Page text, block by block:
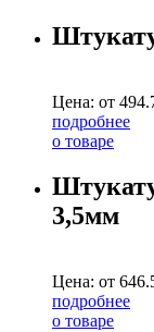
Цена: от
подробнее
о товаре
3,5мм
Цена: от
подробнее
о товаре